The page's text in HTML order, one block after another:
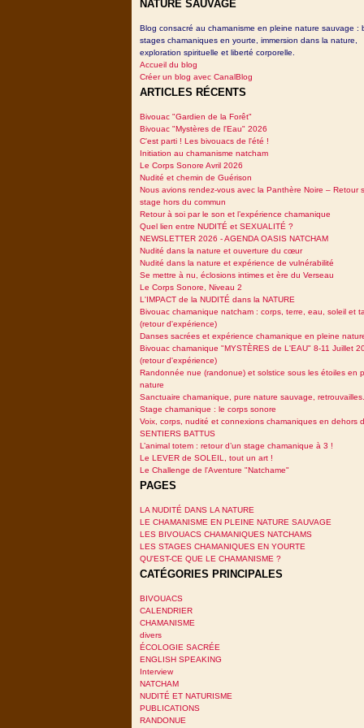
NATURE SAUVAGE
Blog consacré au chamanisme en pleine nature sauvage :
stages chamaniques en yourte, immersion dans la nature,
exploration spirituelle et liberté corporelle.
Accueil du blog
Créer un blog avec CanalBlog
ARTICLES RÉCENTS
Bivouac "Gardien de la Forêt"
Bivouac "Mystères de l'Eau" 2026
C'est parti ! Les bivouacs de l'été !
Initiation au chamanisme natcham
Le Corps Sonore Avril 2026
Nudité et chemin de Guérison
Nous avions rendez-vous avec la Panthère Noire – Retour
stage hors du commun
Retour à soi par le son et l’expérience chamanique
Quel lien entre NUDITÉ et SEXUALITÉ ?
NEWSLETTER 2026 - AGENDA OASIS NATCHAM
Nudité dans la nature et ouverture du cœur
Nudité dans la nature et expérience de vulnérabilité
Se mettre à nu, éclosions intimes et ère du Verseau
Le Corps Sonore, Niveau 2
L'IMPACT de la NUDITÉ dans la NATURE
Bivouac chamanique natcham : corps, terre, eau, soleil et
(retour d'expérience)
Danses sacrées et expérience chamanique en pleine
Bivouac chamanique "MYSTÈRES de L'EAU" 8-11 Juillet
(retour d'expérience)
Randonnée nue (randonue) et solstice sous les étoiles en
nature
Sanctuaire chamanique, pure nature sauvage,
Stage chamanique : le corps sonore
Voix, corps, nudité et connexions chamaniques en dehors
SENTIERS BATTUS
L’animal totem : retour d’un stage chamanique à 3 !
Le LEVER de SOLEIL, tout un art !
Le Challenge de l'Aventure "Natchame"
PAGES
LA NUDITÉ DANS LA NATURE
LE CHAMANISME EN PLEINE NATURE SAUVAGE
LES BIVOUACS CHAMANIQUES NATCHAMS
LES STAGES CHAMANIQUES EN YOURTE
QU'EST-CE QUE LE CHAMANISME ?
CATÉGORIES PRINCIPALES
BIVOUACS
CALENDRIER
CHAMANISME
divers
ÉCOLOGIE SACRÉE
ENGLISH SPEAKING
Interview
NATCHAM
NUDITÉ ET NATURISME
PUBLICATIONS
RANDONUE